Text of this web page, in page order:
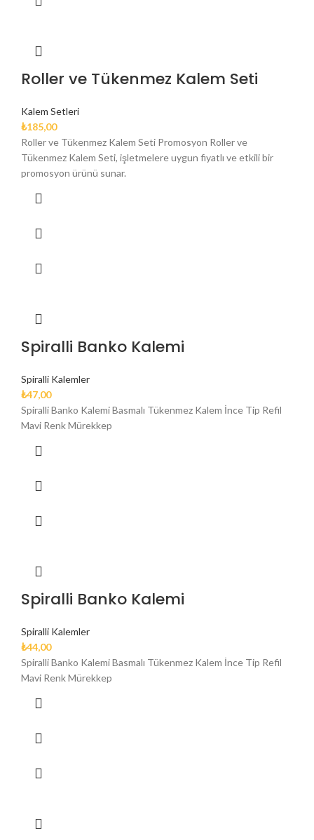
Roller ve Tükenmez Kalem Seti
Kalem Setleri
₺185,00
Roller ve Tükenmez Kalem Seti Promosyon Roller ve
Tükenmez Kalem Seti, işletmelere uygun fiyatlı ve etkili bir
promosyon ürünü sunar.
Spiralli Banko Kalemi
Spiralli Kalemler
₺47,00
Spiralli Banko Kalemi Basmalı Tükenmez Kalem İnce Tip Refil
Mavi Renk Mürekkep
Spiralli Banko Kalemi
Spiralli Kalemler
₺44,00
Spiralli Banko Kalemi Basmalı Tükenmez Kalem İnce Tip Refil
Mavi Renk Mürekkep